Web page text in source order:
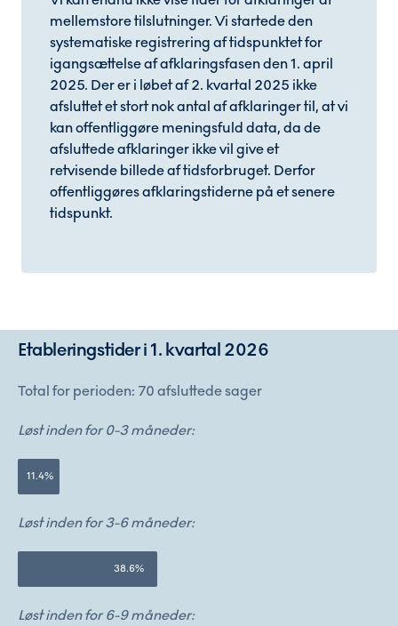
mellemstore tilslutninger. Vi startede den
systematiske registrering af tidspunktet for
igangsættelse af afklaringsfasen den 1. april
2025. Der er i løbet af 2. kvartal 2025 ikke
afsluttet et stort nok antal af afklaringer til, at vi
kan offentliggøre meningsfuld data, da de
afsluttede afklaringer ikke vil give et
retvisende billede af tidsforbruget. Derfor
offentliggøres afklaringstiderne på et senere
tidspunkt.
Etableringstider i 1. kvartal 2026
Total for perioden: 70 afsluttede sager
Løst inden for 0-3 måneder:
11.4%
Løst inden for 3-6 måneder:
38.6%
Løst inden for 6-9 måneder: